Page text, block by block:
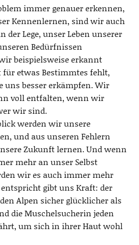
immer genauer erkennen,
Kennenlernen, sind wir auch
der Lege, unser Leben unserer
Bedürfnissen
beispielsweise erkannt
für etwas Bestimmtes fehlt,
besser erkämpfen. Wir
voll entfalten, wenn wir
wir sind.
werden wir unsere
und aus unseren Fehlern
Zukunft lernen. Und wenn
mehr an unser Selbst
wir es auch immer mehr
gibt uns Kraft: der
Alpen sicher glücklicher als
die Muschelsucherin jeden
um sich in ihrer Haut wohl